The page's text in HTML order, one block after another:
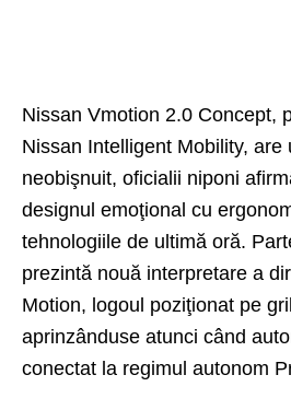
Nissan Vmotion 2.0 Concept,
Nissan Intelligent Mobility, are
neobişnuit, oficialii niponi
designul emoţional cu
tehnologiile de ultimă oră.
prezintă nouă interpretare a
Motion, logoul poziţionat pe
aprinzânduse atunci când
conectat la regimul autonom